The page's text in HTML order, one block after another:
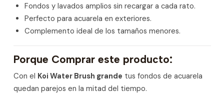
Fondos y lavados amplios sin recargar a cada rato.
Perfecto para acuarela en exteriores.
Complemento ideal de los tamaños menores.
Porque Comprar este producto:
Con el Koi Water Brush grande tus fondos de acuarela
quedan parejos en la mitad del tiempo.